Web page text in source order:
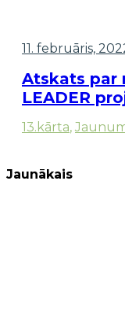
11. februāris,
Atskats par
LEADER
13.kārta,
Jaunākais